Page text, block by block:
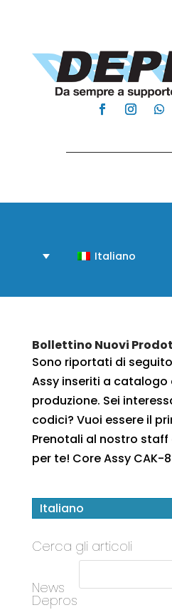
Italiano
Bollettino Nuovi
Sono riportati di
Assy inseriti a
produzione. Sei
codici? Vuoi essere il
Prenotali al nostro
per te! Core Assy CAK-
Italiano
Cerca gli articoli
News
Depros